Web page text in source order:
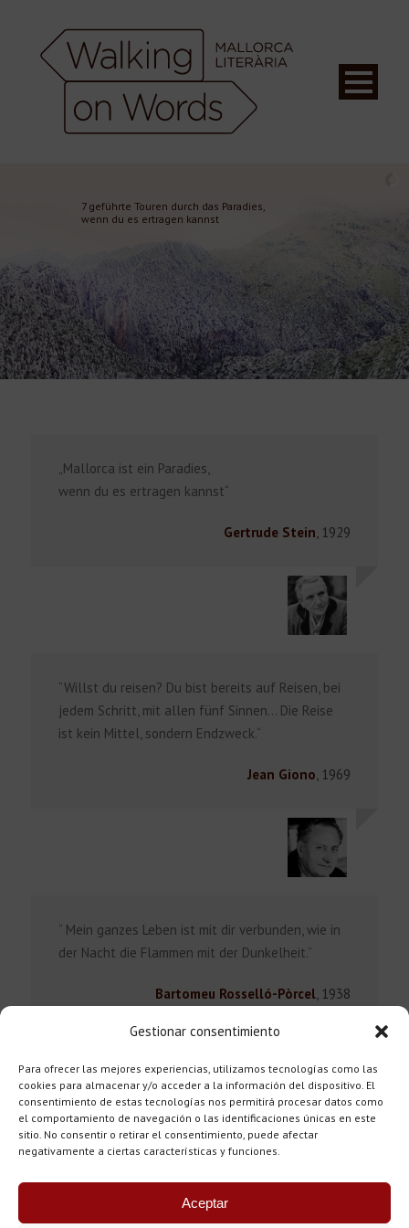
Gestionar consentimiento
Para ofrecer las mejores experiencias, utilizamos tecnologías como las
cookies para almacenar y/o acceder a la información del dispositivo. El
consentimiento de estas tecnologías nos permitirá procesar datos como
el comportamiento de navegación o las identificaciones únicas en este
sitio. No consentir o retirar el consentimiento, puede afectar
negativamente a ciertas características y funciones.
Aceptar
7 geführte Touren durch das Paradies,
wenn du es ertragen kannst
„Mallorca ist ein Paradies,
wenn du es ertragen kannst“
Gertrude Stein, 1929
“Willst du reisen? Du bist bereits auf Reisen, bei
jedem Schritt, mit allen fünf Sinnen… Die Reise
ist kein Mittel, sondern Endzweck.“
Jean Giono, 1969
“ Mein ganzes Leben ist mit dir verbunden, wie in
der Nacht die Flammen mit der Dunkelheit.”
Bartomeu Rosselló-Pòrcel, 1938